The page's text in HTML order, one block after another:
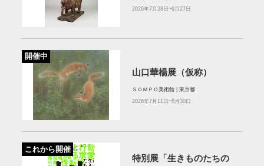
2026年7月28日~9月27日
開催中
山口華楊展（仮称）
ＳＯＭＰＯ美術館 | 東京都
2026年7月11日~8月30日
これから開催
特別展「生きものたちの